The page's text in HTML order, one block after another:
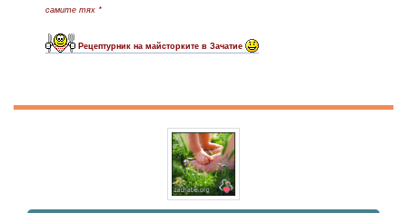
самите тях *
Рецептурник на майсторките в Зачатие